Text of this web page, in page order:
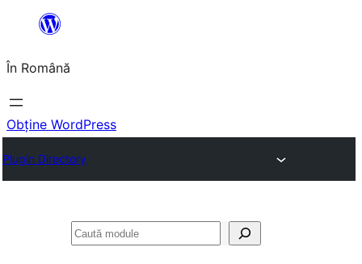
conținut
În Română
Obține WordPress
Plugin Directory
Caută